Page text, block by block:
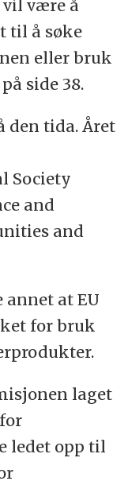
vil være å
til å søke
eller bruk
side 38.
den tida. Året
Society
and
and
at EU
for bruk
laget
ledet opp til